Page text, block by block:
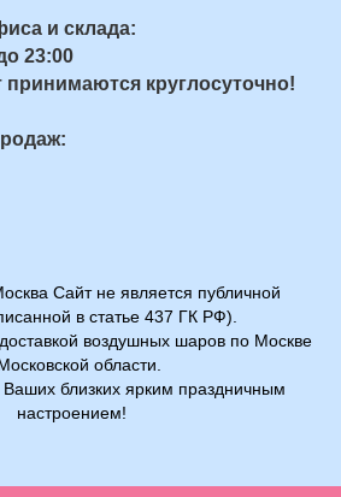
и склада:
23:00
принимаются круглосуточно!
Сайт не является публичной
в статье 437 ГК РФ).
воздушных шаров по Москве
области.
близких ярким праздничным
настроением!